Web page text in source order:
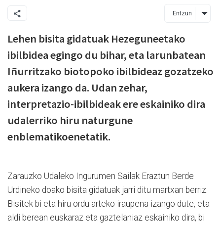
Entzun
Lehen bisita gidatuak Hezeguneetako
ibilbidea egingo du bihar, eta larunbatean
Iñurritzako biotopoko ibilbideaz gozatzeko
aukera izango da. Udan zehar,
interpretazio-ibilbideak ere eskainiko dira
udalerriko hiru naturgune
enblematikoenetatik.
Zarauzko Udaleko Ingurumen Sailak Eraztun Berde
Urdineko doako bisita gidatuak jarri ditu martxan berriz.
Bisitek bi eta hiru ordu arteko iraupena izango dute, eta
aldi berean euskaraz eta gaztelaniaz eskainiko dira, bi